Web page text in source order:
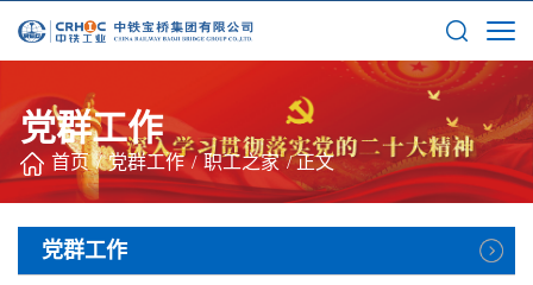
党群工作
首页 / 党群工作 / 职工之家 /正文
党群工作